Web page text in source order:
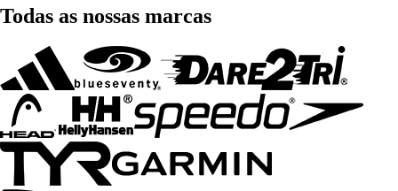
Todas as nossas marcas